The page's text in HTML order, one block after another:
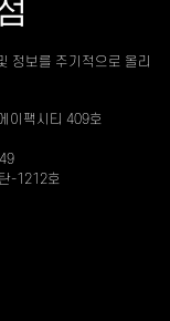
정보를 주기적으로 올리
이팩시티 409호
-1212호